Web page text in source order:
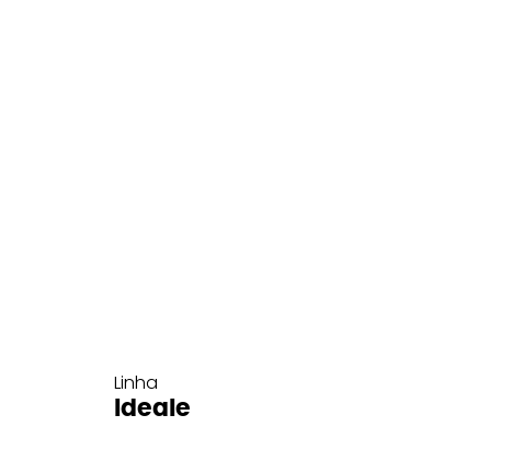
Linha
Ideale